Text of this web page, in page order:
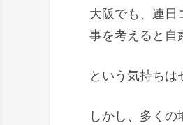
大阪でも、連日
事を考えると自
という気持ちは
しかし、多く